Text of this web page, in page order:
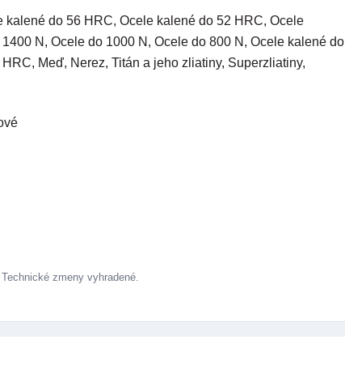
kalené do 56 HRC, Ocele kalené do 52 HRC, Ocele
N, Ocele do 1000 N, Ocele do 800 N, Ocele kalené do
Meď, Nerez, Titán a jeho zliatiny, Superzliatiny,
zmeny vyhradené.